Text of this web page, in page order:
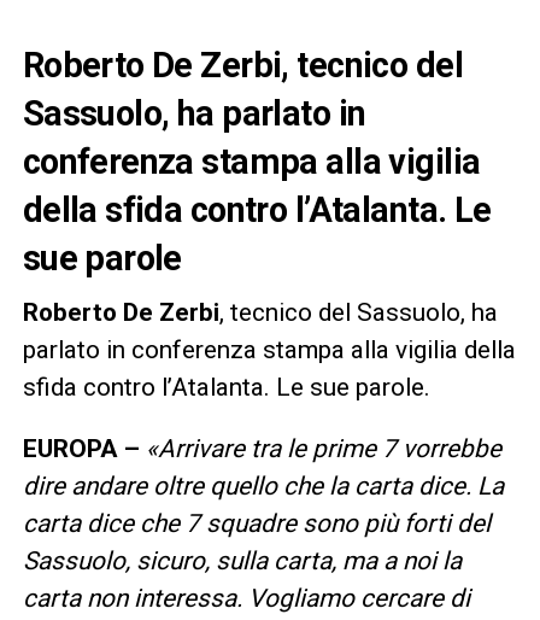
Roberto De Zerbi, tecnico del
Sassuolo, ha parlato in
conferenza stampa alla vigilia
della sfida contro l’Atalanta. Le
sue parole
Roberto De Zerbi, tecnico del Sassuolo, ha
parlato in conferenza stampa alla vigilia della
sfida contro l’Atalanta. Le sue parole.
EUROPA – «Arrivare tra le prime 7 vorrebbe
dire andare oltre quello che la carta dice. La
carta dice che 7 squadre sono più forti del
Sassuolo, sicuro, sulla carta, ma a noi la
carta non interessa. Vogliamo cercare di